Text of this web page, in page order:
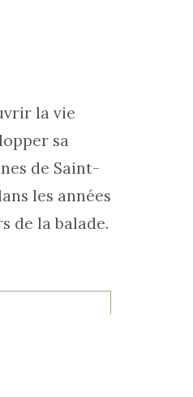
la vie
sa
de Saint-
les années
de la balade.